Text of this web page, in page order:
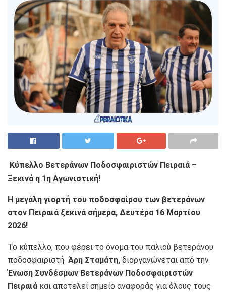
Κύπελλο Βετεράνων Ποδοσφαιριστών Πειραιά –
Ξεκινά η 1η Αγωνιστική!
Η μεγάλη γιορτή του ποδοσφαίρου των βετεράνων
στον Πειραιά ξεκινά σήμερα, Δευτέρα 16 Μαρτίου
2026!
Το κύπελλο, που φέρει το όνομα του παλιού βετεράνου
ποδοσφαιριστή Άρη Σταμάτη, διοργανώνεται από την
Ένωση Συνδέσμων Βετεράνων Ποδοσφαιριστών
Πειραιά και αποτελεί σημείο αναφοράς για όλους τους